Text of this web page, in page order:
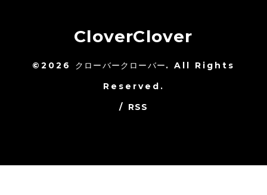
CloverClover
©2026 クローバークローバー. All Rights
Reserved.
/ RSS